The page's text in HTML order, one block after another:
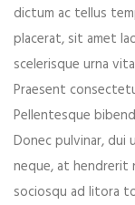
dictum ac tellus
placerat, sit amet
scelerisque urna
Praesent
Pellentesque
Donec pulvinar, dui
neque, at hendrerit
sociosqu ad litora